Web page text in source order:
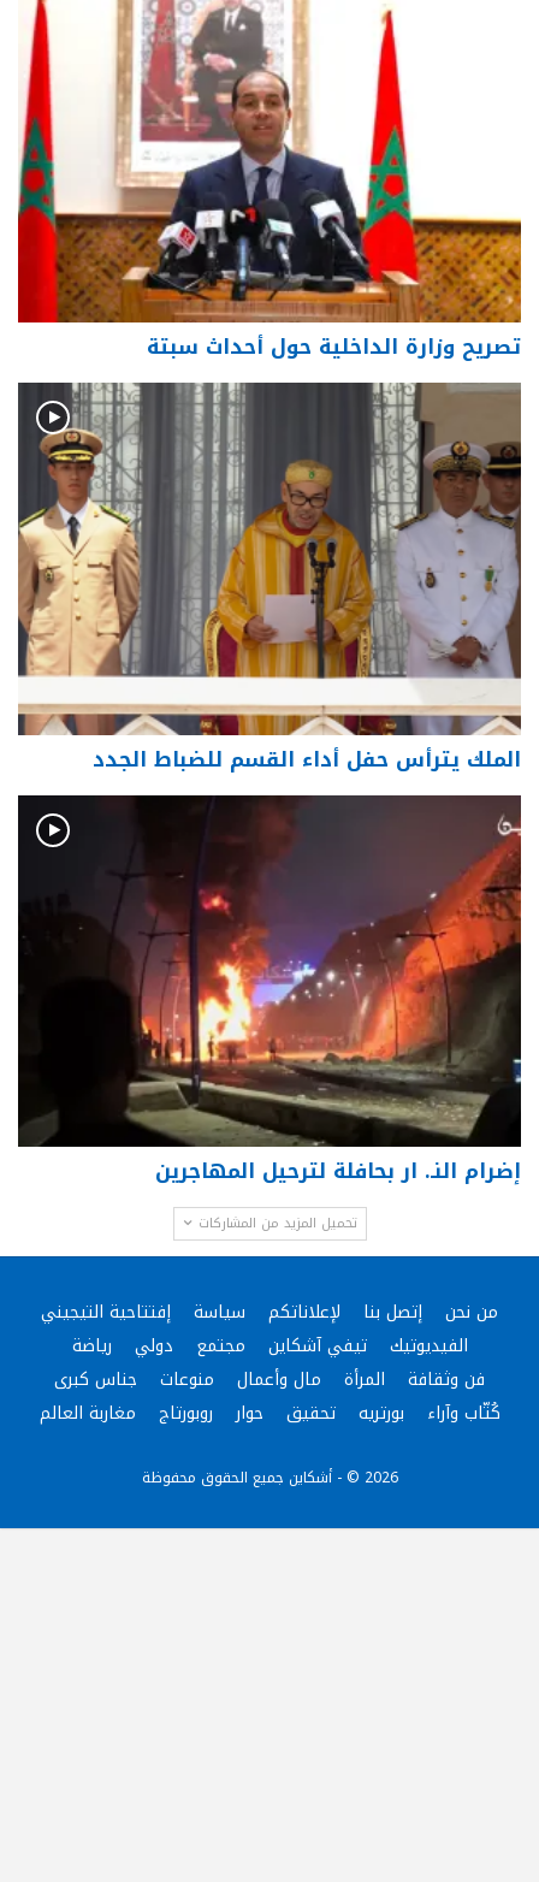
تصريح وزارة الداخلية حول أحداث سبتة
الملك يترأس حفل أداء القسم للضباط الجدد
إضرام النـ. ار بحافلة لترحيل المهاجرين
تحميل المزيد من المشاركات
من نحن إتصل بنا لإعلاناتكم سياسة
إفتتاحية التيجيني
الفيديوتيك
تيفي آشكاين مجتمع دولي
رياضة
فن وثقافة
المرأة مال وأعمال منوعات
جناس كبرى
كُتّاب وآراء
بورتريه تحقيق حوار روبورتاج مغاربة العالم
2026 © - أشكاين جميع الحقوق محفوظة